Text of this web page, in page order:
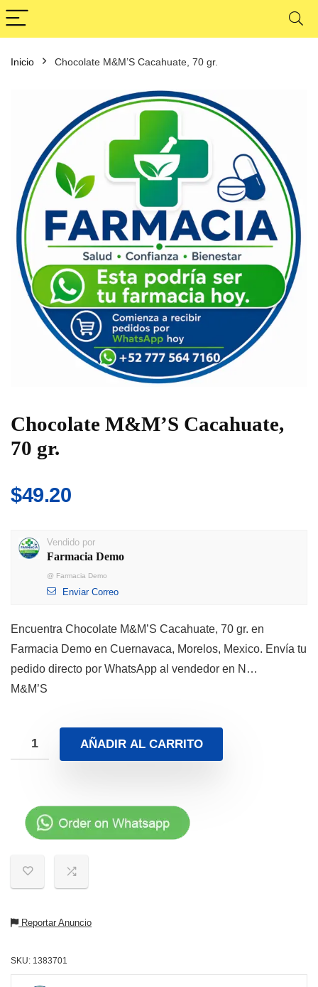
Inicio Chocolate M&M’S Cacahuate, 70 gr.
Chocolate M&M’S Cacahuate,
70 gr.
$49.20
Vendido por
Farmacia Demo
@ Farmacia Demo
Enviar Correo
Encuentra Chocolate M&M’S Cacahuate, 70 gr. en
Farmacia Demo en Cuernavaca, Morelos, Mexico. Envía tu
pedido directo por WhatsApp al vendedor en N…
M&M’S
AÑADIR AL CARRITO
Reportar Anuncio
SKU: 1383701